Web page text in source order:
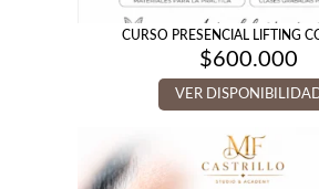
CURSO PRESENCIAL LIFTING
$600.000
VER